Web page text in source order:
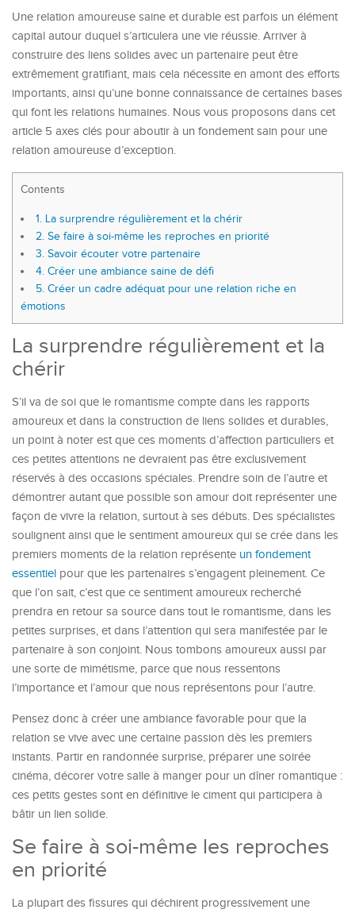
Une relation amoureuse saine et durable est parfois un élément
capital autour duquel s’articulera une vie réussie. Arriver à
construire des liens solides avec un partenaire peut être
extrêmement gratifiant, mais cela nécessite en amont des efforts
importants, ainsi qu’une bonne connaissance de certaines bases
qui font les relations humaines. Nous vous proposons dans cet
article 5 axes clés pour aboutir à un fondement sain pour une
relation amoureuse d’exception.
Contents
1. La surprendre régulièrement et la chérir
2. Se faire à soi-même les reproches en priorité
3. Savoir écouter votre partenaire
4. Créer une ambiance saine de défi
5. Créer un cadre adéquat pour une relation riche en
émotions
La surprendre régulièrement et la
chérir
S’il va de soi que le romantisme compte dans les rapports
amoureux et dans la construction de liens solides et durables,
un point à noter est que ces moments d’affection particuliers et
ces petites attentions ne devraient pas être exclusivement
réservés à des occasions spéciales. Prendre soin de l’autre et
démontrer autant que possible son amour doit représenter une
façon de vivre la relation, surtout à ses débuts. Des spécialistes
soulignent ainsi que le sentiment amoureux qui se crée dans les
premiers moments de la relation représente un fondement
essentiel pour que les partenaires s’engagent pleinement. Ce
que l’on sait, c’est que ce sentiment amoureux recherché
prendra en retour sa source dans tout le romantisme, dans les
petites surprises, et dans l’attention qui sera manifestée par le
partenaire à son conjoint. Nous tombons amoureux aussi par
une sorte de mimétisme, parce que nous ressentons
l’importance et l’amour que nous représentons pour l’autre.
Pensez donc à créer une ambiance favorable pour que la
relation se vive avec une certaine passion dès les premiers
instants. Partir en randonnée surprise, préparer une soirée
cinéma, décorer votre salle à manger pour un dîner romantique :
ces petits gestes sont en définitive le ciment qui participera à
bâtir un lien solide.
Se faire à soi-même les reproches
en priorité
La plupart des fissures qui déchirent progressivement une